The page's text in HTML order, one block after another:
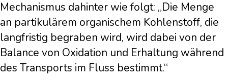
Mechanismus dahinter wie folgt: „Die Menge
an partikulärem organischem Kohlenstoff, die
langfristig begraben wird, wird dabei von der
Balance von Oxidation und Erhaltung während
des Transports im Fluss bestimmt.“